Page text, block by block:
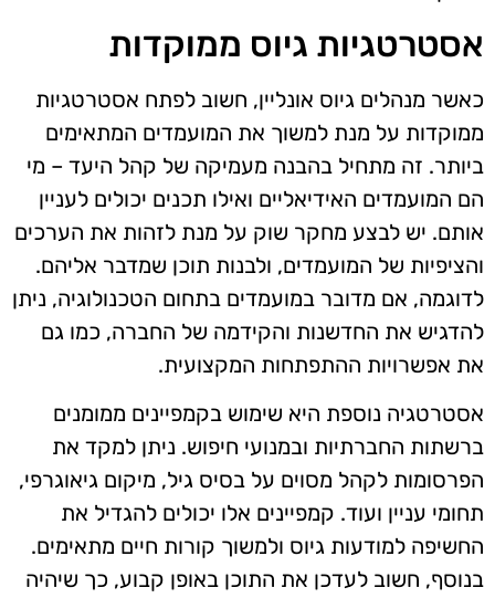
אסטרטגיות גיוס ממוקדות
כאשר מנהלים גיוס אונליין, חשוב לפתח אסטרטגיות
ממוקדות על מנת למשוך את המועמדים המתאימים
ביותר. זה מתחיל בהבנה מעמיקה של קהל היעד – מי
הם המועמדים האידיאליים ואילו תכנים יכולים לעניין
אותם. יש לבצע מחקר שוק על מנת לזהות את הערכים
והציפיות של המועמדים, ולבנות תוכן שמדבר אליהם.
לדוגמה, אם מדובר במועמדים בתחום הטכנולוגיה, ניתן
להדגיש את החדשנות והקידמה של החברה, כמו גם
את אפשרויות ההתפתחות המקצועית.
אסטרטגיה נוספת היא שימוש בקמפיינים ממומנים
ברשתות החברתיות ובמנועי חיפוש. ניתן למקד את
הפרסומות לקהל מסוים על בסיס גיל, מיקום גיאוגרפי,
תחומי עניין ועוד. קמפיינים אלו יכולים להגדיל את
החשיפה למודעות גיוס ולמשוך קורות חיים מתאימים.
בנוסף, חשוב לעדכן את התוכן באופן קבוע, כך שיהיה